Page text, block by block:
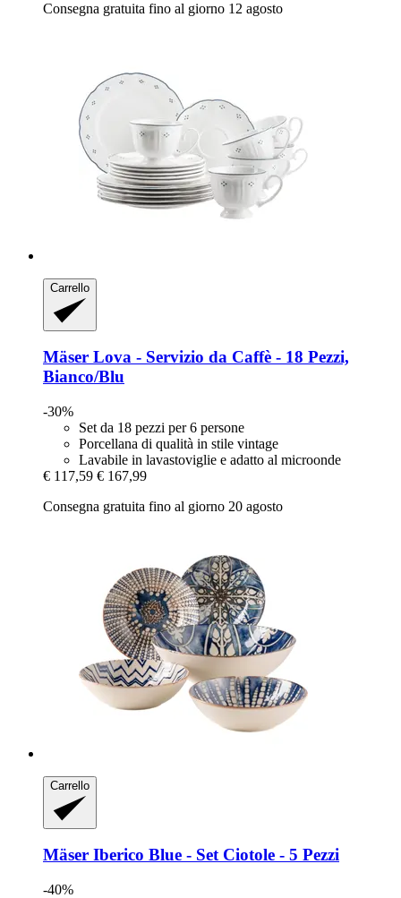
Consegna gratuita fino al giorno 12 agosto
Carrello
Mäser Lova -​ Servizio da Caffè -​ 18 Pezzi,
Bianco/Blu
-30%
Set da 18 pezzi per 6 persone
Porcellana di qualità in stile vintage
Lavabile in lavastoviglie e adatto al microonde
€ 117,59 € 167,99
Consegna gratuita fino al giorno 20 agosto
Carrello
Mäser Iberico Blue -​ Set Ciotole -​ 5 Pezzi
-40%